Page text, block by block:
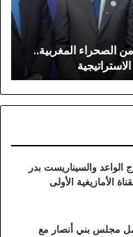
الأمازيغية
الواعد والسيناريست بدر
الأمازيغية الأولى
مجلس بني أنصار مع